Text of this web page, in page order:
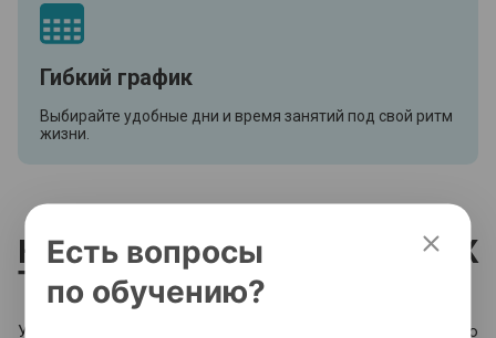
Гибкий график
Выбирайте удобные дни и время занятий под свой ритм
жизни.
Карьерный навигатор МИРК
Траектория
Учитесь, развивайтесь и находите работу с помощью
Есть вопросы
по обучению?